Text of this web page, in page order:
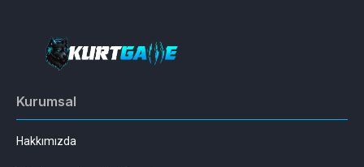
Kurumsal
Hakkımızda